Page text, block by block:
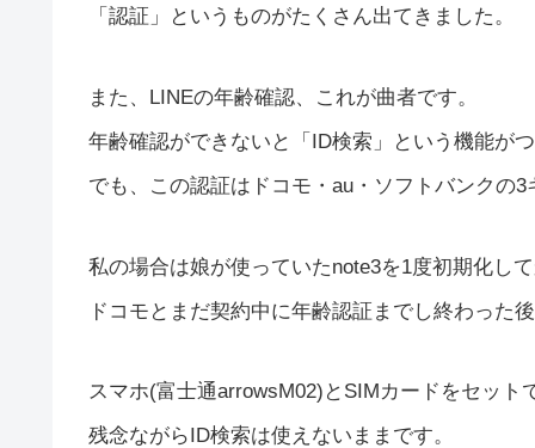
「認証」というものがたくさん出てきました。
また、LINEの年齢確認、これが曲者です。
年齢確認ができないと「ID検索」という機能が
でも、この認証はドコモ・au・ソフトバンクの
私の場合は娘が使っていたnote3を1度初期化し
ドコモとまだ契約中に年齢認証までし終わった
スマホ(富士通arrowsM02)とSIMカードをセット
残念ながらID検索は使えないままです。